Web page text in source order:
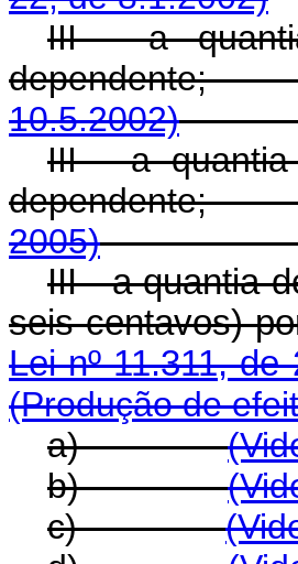
III - a
10.5.2002)
III - a quantia
2005)
III - a quantia
seis
Lei nº 11.311, de
(Produção de
a)
b)
c)